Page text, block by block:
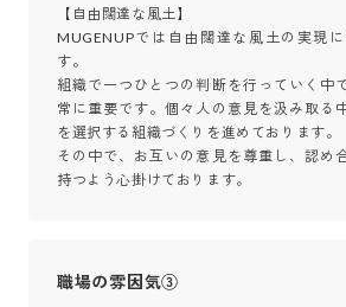
【自由闊達な風土】
MUGENUPでは自由闊達な風土の実現
す。
組織で一つひとつの判断を行っていく中
常に重要です。個々人の意見を汲み取る
を選択する組織づくりを進めております。
その中で、お互いの意見を尊重し、認め
持つよう心掛けております。
職場の雰因気③